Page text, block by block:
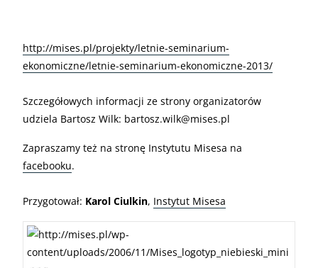
http://mises.pl/projekty/letnie-seminarium-
ekonomiczne/letnie-seminarium-ekonomiczne-2013/
Szczegółowych informacji ze strony organizatorów
udziela Bartosz Wilk: bartosz.wilk@mises.pl
Zapraszamy też na stronę Instytutu Misesa na
facebooku.
Przygotował: Karol Ciulkin, Instytut Misesa